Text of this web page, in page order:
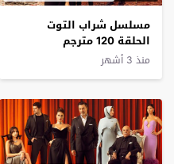
مسلسل شراب التوت
الحلقة 120 مترجم
منذ 3 أشهر